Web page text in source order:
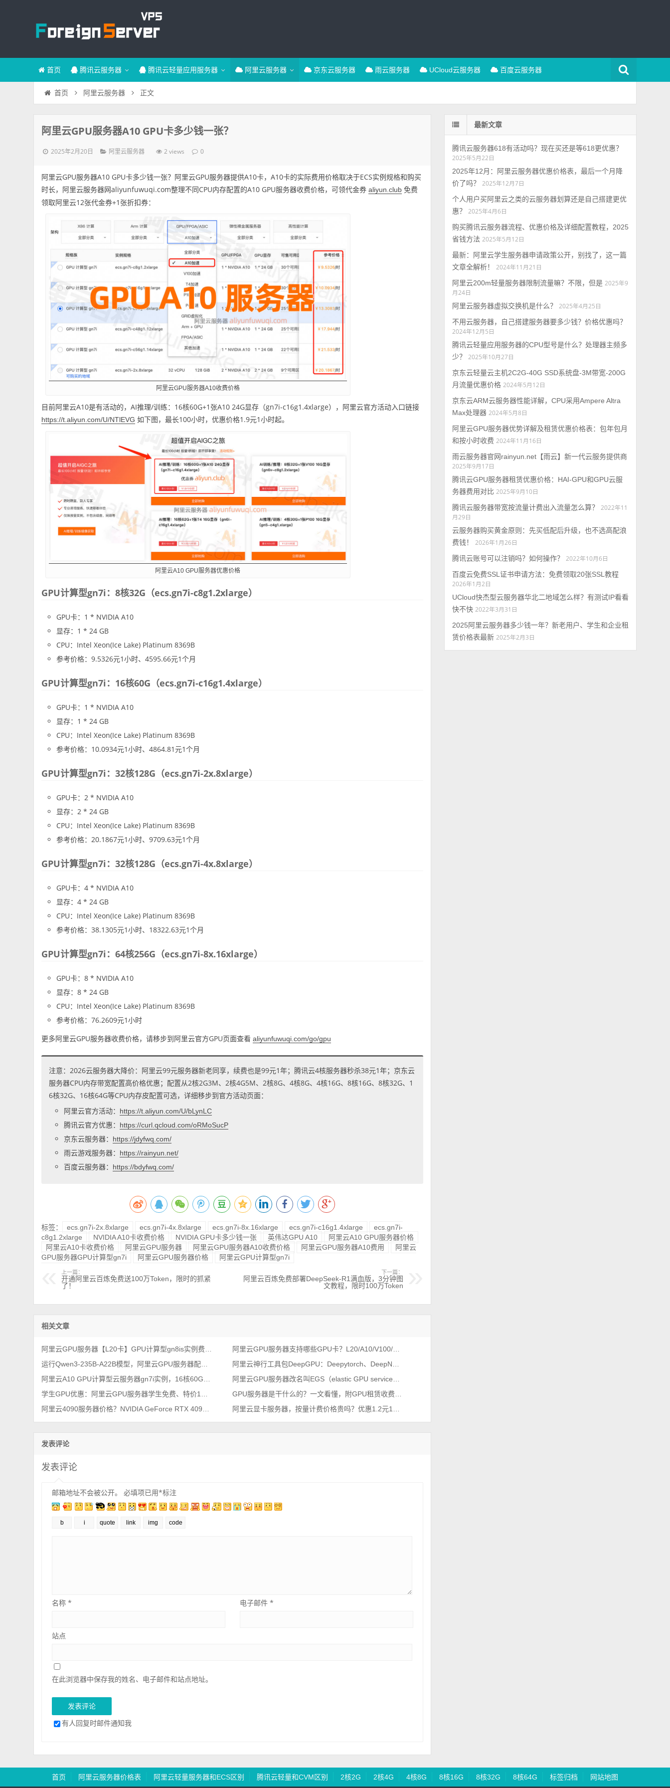
首页 腾讯云服务器 腾讯云轻量应用服务器 阿里云服务器 京东云服务器 雨云服务器 UCloud云服务器 百度云服务器
首页 阿里云服务器 正文
阿里云GPU服务器A10 GPU卡多少钱一张？
2025年2月20日 阿里云服务器 2 views 0
阿里云GPU服务器A10 GPU卡多少钱一张？阿里云GPU服务器提供A10卡，A10卡的实际费用价格取决于ECS实例规格和购买
时长，阿里云服务器网aliyunfuwuqi.com整理不同CPU内存配置的A10 GPU服务器收费价格，可领代金券aliyun.club 免费
领取阿里云12张代金券+1张折扣券：
阿里云GPU服务器A10收费价格
目前阿里云A10是有活动的，AI推理/训练：16核60G+1张A10 24G显存（gn7i-c16g1.4xlarge），阿里云官方活动入口链接
https://t.aliyun.com/U/NTlEVG 如下图，最长100小时，优惠价格1.9元1小时起。
阿里云A10 GPU服务器优惠价格
GPU计算型gn7i：8核32G（ecs.gn7i-c8g1.2xlarge）
GPU卡：1 * NVIDIA A10
显存：1 * 24 GB
CPU：Intel Xeon(Ice Lake) Platinum 8369B
参考价格：9.5326元1小时、4595.66元1个月
GPU计算型gn7i：16核60G（ecs.gn7i-c16g1.4xlarge）
GPU卡：1 * NVIDIA A10
显存：1 * 24 GB
CPU：Intel Xeon(Ice Lake) Platinum 8369B
参考价格：10.0934元1小时、4864.81元1个月
GPU计算型gn7i：32核128G（ecs.gn7i-2x.8xlarge）
GPU卡：2 * NVIDIA A10
显存：2 * 24 GB
CPU：Intel Xeon(Ice Lake) Platinum 8369B
参考价格：20.1867元1小时、9709.63元1个月
GPU计算型gn7i：32核128G（ecs.gn7i-4x.8xlarge）
GPU卡：4 * NVIDIA A10
显存：4 * 24 GB
CPU：Intel Xeon(Ice Lake) Platinum 8369B
参考价格：38.1305元1小时、18322.63元1个月
GPU计算型gn7i：64核256G（ecs.gn7i-8x.16xlarge）
GPU卡：8 * NVIDIA A10
显存：8 * 24 GB
CPU：Intel Xeon(Ice Lake) Platinum 8369B
参考价格：76.2609元1小时
更多阿里云GPU服务器收费价格，请移步到阿里云官方GPU页面查看aliyunfuwuqi.com/go/gpu
注意：2026云服务器大降价：阿里云99元服务器新老同享，续费也是99元1年；腾讯云4核服务器秒杀38元1年；京东云
服务器CPU内存带宽配置高价格优惠；配置从2核2G3M、2核4G5M、2核8G、4核8G、4核16G、8核16G、8核32G、1
6核32G、16核64G等CPU内存皮配置可选，详细移步到官方活动页面：
阿里云官方活动：
https://t.aliyun.com/U/bLynLC
腾讯云官方优惠： https://curl.qcloud.com/oRMoSucP
京东云服务器： https://jdyfwq.com/
雨云游戏服务器： https://rainyun.net/
百度云服务器： https://bdyfwq.com/
标签： ecs.gn7i-2x.8xlarge ecs.gn7i-4x.8xlarge ecs.gn7i-8x.16xlarge ecs.gn7i-c16g1.4xlarge
ecs.gn7i-
c8g1.2xlarge
NVIDIA A10卡收费价格 NVIDIA GPU卡多少钱一张 英伟达GPU A10
阿里云A10 GPU服务器价格
阿里云A10卡收费价格
阿里云GPU服务器 阿里云GPU服务器A10收费价格 阿里云GPU服务器A10费用
阿里云
GPU服务器GPU计算型gn7i
阿里云GPU服务器价格 阿里云GPU计算型gn7i
上一篇：
开通阿里云百炼免费送100万Token，限时的抓紧
了！
下一篇：
阿里云百炼免费部署DeepSeek-R1满血版，3分钟图
文教程，限时100万Token
相关文章
阿里云GPU服务器【L20卡】GPU计算型gn8is实例费用价格，2026年最新整理
阿里云GPU服务器支持哪些GPU卡？L20/A10/V100/T4/P100/P4等
运行Qwen3-235B-A22B模型，阿里云GPU服务器配置如何选择？
阿里云神行工具包DeepGPU：Deepytorch、DeepNCCL、DeepGPU-LLM、FastGPU和cGPU
阿里云A10 GPU计算型云服务器gn7i实例，16核60G配置价格1366元一个月
阿里云GPU服务器改名叫EGS（elastic GPU service）弹性GPU服务
学生GPU优惠：阿里云GPU服务器学生免费、特价1小时和包年包月价格表
GPU服务器是干什么的？一文看懂，附GPU租赁收费价格表
阿里云4090服务器价格？NVIDIA GeForce RTX 4090显卡GPU收费标准
阿里云显卡服务器，按量计费价格贵吗？优惠1.2元1小时起
发表评论
发表评论
邮箱地址不会被公开。 必填项已用*标注
名称* 电子邮件 *
站点
在此浏览器中保存我的姓名、电子邮件和站点地址。
有人回复时邮件通知我
最新文章
腾讯云服务器618有活动吗？现在买还是等618更优惠？
2025年5月22日
2025年12月：阿里云服务器优惠价格表，最后一个月降
价了吗？
2025年12月7日
个人用户买阿里云之类的云服务器划算还是自己搭建更优
惠？
2025年4月6日
购买腾讯云服务器流程、优惠价格及详细配置教程，2025
省钱方法 2025年5月12日
最新：阿里云学生服务器申请政策公开，别找了，这一篇
文章全解析！
2024年11月21日
阿里云200m轻量服务器限制流量嘛？不限，但是 2025年9
月24日
阿里云服务器虚拟交换机是什么？
2025年4月25日
不用云服务器，自己搭建服务器要多少钱？价格优惠吗？
2024年12月5日
腾讯云轻量应用服务器的CPU型号是什么？处理器主频多
少？
2025年10月27日
京东云轻量云主机2C2G-40G SSD系统盘-3M带宽-200G
月流量优惠价格 2024年5月12日
京东云ARM云服务器性能详解，CPU采用Ampere Altra
Max处理器 2024年5月8日
阿里云GPU服务器优势详解及租赁优惠价格表：包年包月
和按小时收费 2024年11月16日
雨云服务器官网rainyun.net【雨云】新一代云服务提供商
2025年9月17日
腾讯云GPU服务器租赁优惠价格：HAI-GPU和GPU云服
务器费用对比 2025年9月10日
腾讯云服务器带宽按流量计费出入流量怎么算？
2022年11
月29日
云服务器购买黄金原则：先买低配后升级，也不选高配浪
费钱！
2026年1月26日
腾讯云账号可以注销吗？如何操作？
2022年10月6日
百度云免费SSL证书申请方法：免费领取20张SSL教程
2026年1月2日
UCloud快杰型云服务器华北二地域怎么样？有测试IP看看
快不快 2022年3月31日
2025阿里云服务器多少钱一年？新老用户、学生和企业租
赁价格表最新 2025年2月3日
首页 阿里云服务器价格表 阿里云轻量服务器和ECS区别 腾讯云轻量和CVM区别 2核2G 2核4G 4核8G 8核16G 8核32G 8核64G 标签归档 网站地图